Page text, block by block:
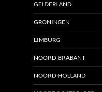
GELDERLAND
GRONINGEN
LIMBURG
NOORD-BRABANT
NOORD-HOLLAND